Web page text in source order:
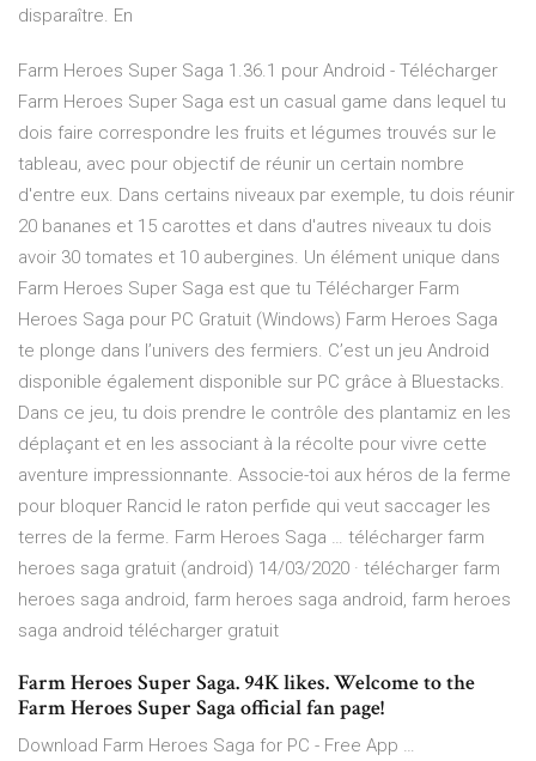
disparaître. En
Farm Heroes Super Saga 1.36.1 pour Android - Télécharger
Farm Heroes Super Saga est un casual game dans lequel tu
dois faire correspondre les fruits et légumes trouvés sur le
tableau, avec pour objectif de réunir un certain nombre
d'entre eux. Dans certains niveaux par exemple, tu dois réunir
20 bananes et 15 carottes et dans d'autres niveaux tu dois
avoir 30 tomates et 10 aubergines. Un élément unique dans
Farm Heroes Super Saga est que tu Télécharger Farm
Heroes Saga pour PC Gratuit (Windows) Farm Heroes Saga
te plonge dans l’univers des fermiers. C’est un jeu Android
disponible également disponible sur PC grâce à Bluestacks.
Dans ce jeu, tu dois prendre le contrôle des plantamiz en les
déplaçant et en les associant à la récolte pour vivre cette
aventure impressionnante. Associe-toi aux héros de la ferme
pour bloquer Rancid le raton perfide qui veut saccager les
terres de la ferme. Farm Heroes Saga … télécharger farm
heroes saga gratuit (android) 14/03/2020 · télécharger farm
heroes saga android, farm heroes saga android, farm heroes
saga android télécharger gratuit
Farm Heroes Super Saga. 94K likes. Welcome to the
Farm Heroes Super Saga official fan page!
Download Farm Heroes Saga for PC - Free App …